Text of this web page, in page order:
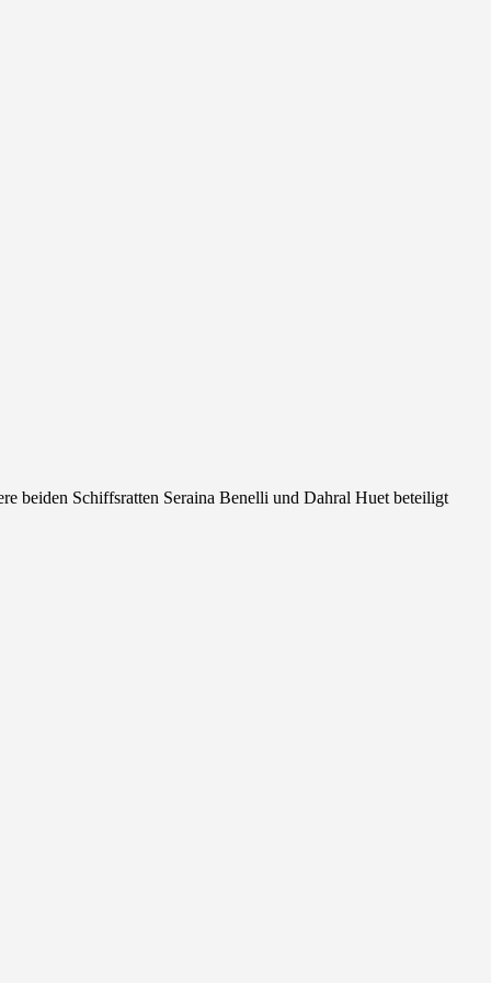
beiden Schiffsratten Seraina Benelli und Dahral Huet beteiligt